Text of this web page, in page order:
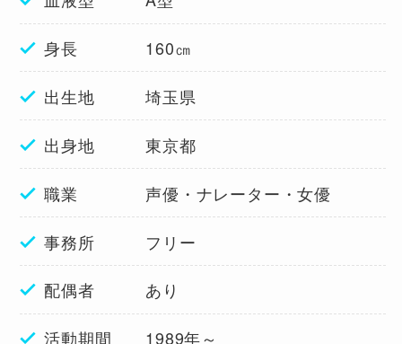
身長 160㎝
出生地 埼玉県
出身地 東京都
職業 声優・ナレーター・女優
事務所 フリー
配偶者 あり
活動期間 1989年～